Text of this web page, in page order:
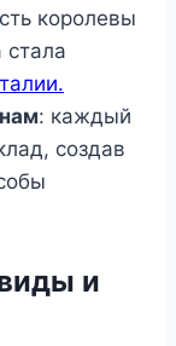
королевы
: каждый
создав
и